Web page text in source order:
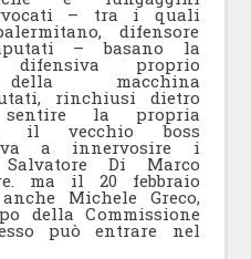
– tra i quali
difensore
– basano la
proprio
della macchina
rinchiusi dietro
la propria
il vecchio boss
a innervosire i
Di Marco
ma il 20 febbraio
Michele Greco,
della Commissione
può entrare nel